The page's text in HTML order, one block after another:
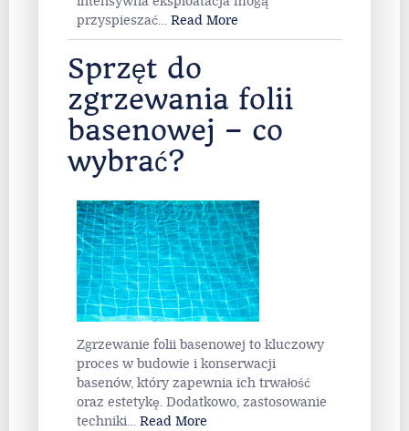
przyspieszać… Read More
Sprzęt do
zgrzewania folii
basenowej – co
wybrać?
Zgrzewanie folii basenowej to kluczowy
proces w budowie i konserwacji
basenów, który zapewnia ich trwałość
oraz estetykę. Dodatkowo, zastosowanie
techniki… Read More